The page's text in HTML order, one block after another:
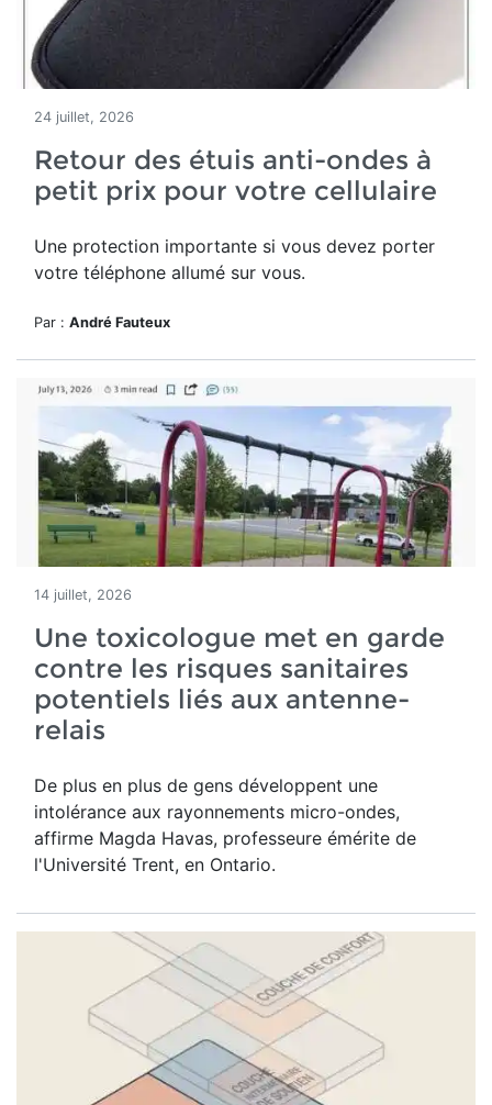
24 juillet, 2026
Retour des étuis anti-ondes à
petit prix pour votre cellulaire
Une protection importante si vous devez porter
votre téléphone allumé sur vous.
Par : André Fauteux
14 juillet, 2026
Une toxicologue met en garde
contre les risques sanitaires
potentiels liés aux antenne-
relais
De plus en plus de gens développent une
intolérance aux rayonnements micro-ondes,
affirme Magda Havas, professeure émérite de
l'Université Trent, en Ontario.